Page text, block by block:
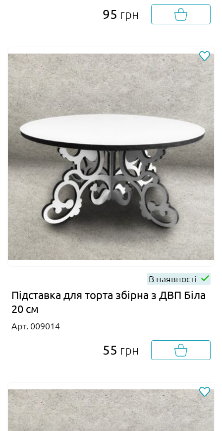
95 грн
В наявності
Підставка для торта збірна з ДВП Біла
20 см
Арт. 009014
55 грн